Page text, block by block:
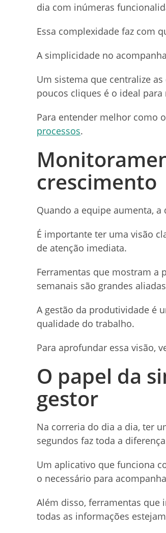
dia com inúmeras
Essa complexidade faz com
A simplicidade no
Um sistema que centralize
poucos cliques é o ideal
Para entender melhor como
processos.
crescimento
Quando a equipe aumenta,
É importante ter uma visão
de atenção imediata.
Ferramentas que mostram a
semanais são grandes
A gestão da produtividade é
qualidade do trabalho.
Para aprofundar essa visão,
O papel da
gestor
Na correria do dia a dia, ter
segundos faz toda a
Um aplicativo que funciona
o necessário para
Além disso, ferramentas que
todas as informações